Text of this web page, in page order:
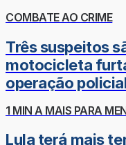
COMBATE AO CRIME
Três suspeitos
motocicleta
operação
1 MIN A MAIS PARA
Lula terá mais